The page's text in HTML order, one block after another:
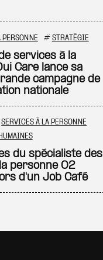
sélection
# STRATÉGIE
services à la
Care lance sa
campagne de
nationale
sélection
SERVICES À LA PERSONNE
du spécialiste des
personne O2
d'un Job Café